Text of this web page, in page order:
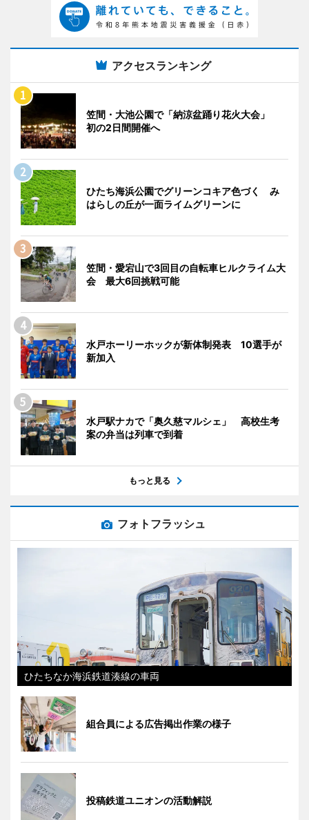
アクセスランキング
笠間・大池公園で「納涼盆踊り花火大会」
初の2日間開催へ
ひたち海浜公園でグリーンコキア色づく み
はらしの丘が一面ライムグリーンに
笠間・愛宕山で3回目の自転車ヒルクライム大
会 最大6回挑戦可能
水戸ホーリーホックが新体制発表 10選手が
新加入
水戸駅ナカで「奥久慈マルシェ」 高校生考
案の弁当は列車で到着
もっと見る
フォトフラッシュ
ひたちなか海浜鉄道湊線の車両
組合員による広告掲出作業の様子
投稿鉄道ユニオンの活動解説